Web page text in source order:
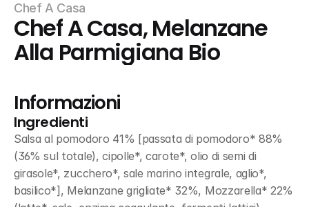
Chef A Casa
Chef A Casa, Melanzane
Alla Parmigiana Bio
Informazioni
Ingredienti
Salsa al pomodoro 41% [passata di pomodoro* 88%
(36% sul totale), cipolle*, carote*, olio di semi di
girasole*, zucchero*, sale marino integrale, aglio*,
basilico*], Melanzane grigliate* 32%, Mozzarella* 22%